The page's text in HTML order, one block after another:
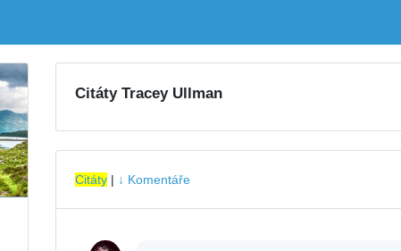
Citáty Tracey Ullman
Citáty| ↓ Komentáře